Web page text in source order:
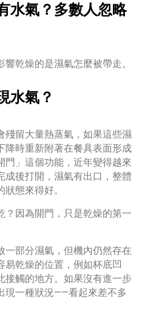
水氣？多數人忽略
乾燥的是濕氣怎麼被帶走。
水氣？
殘留大量熱蒸氣，如果這些濕
降時重新附著在餐具表面形成
門」這個功能，近年變得越來
成後打開，濕氣有出口，整體
態來得好。
？因為開門，只是乾燥的第一
一部分濕氣，但機內仍然存在
易乾燥的位置，例如杯底凹
接觸的地方。如果沒有進一步
現一種狀況——看起來差不多